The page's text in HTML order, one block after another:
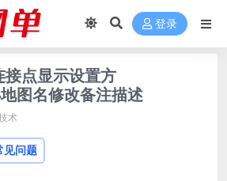
登录
点显示设置方
图名修改备注描述
术
见问题